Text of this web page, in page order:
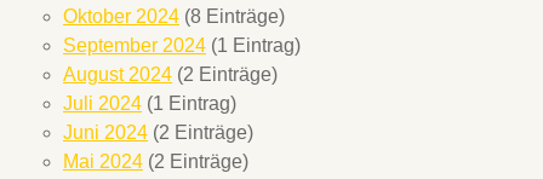
Oktober 2024 (8 Einträge)
September 2024 (1 Eintrag)
August 2024 (2 Einträge)
Juli 2024 (1 Eintrag)
Juni 2024 (2 Einträge)
Mai 2024 (2 Einträge)